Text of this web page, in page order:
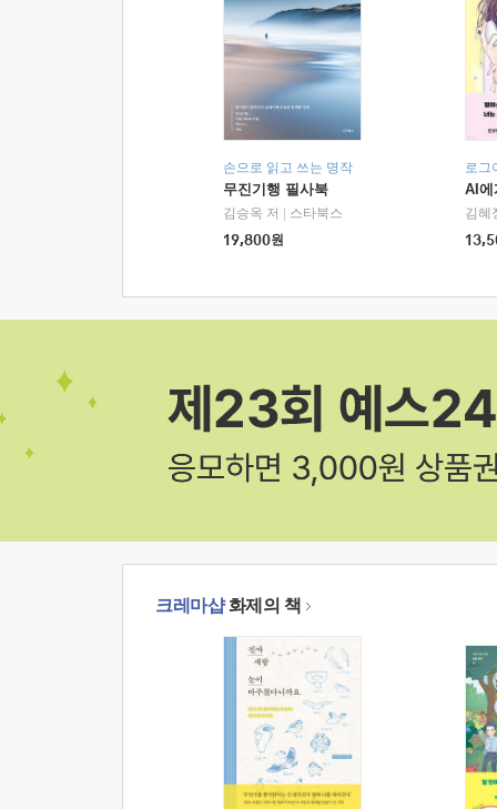
손으로 읽고 쓰는 명작
무진기행 필사북
김승옥 저
스타북스
19,800원
로그
AI에
김혜
크레마샵화제의 책